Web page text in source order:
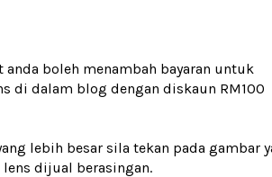
anda boleh menambah bayaran untuk
di dalam blog dengan diskaun RM100
lebih besar sila tekan pada gambar
lens dijual berasingan.